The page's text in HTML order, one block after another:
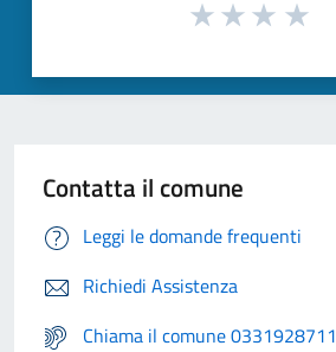
Contatta il comune
Leggi le domande frequenti
Richiedi Assistenza
Chiama il comune 0331928711